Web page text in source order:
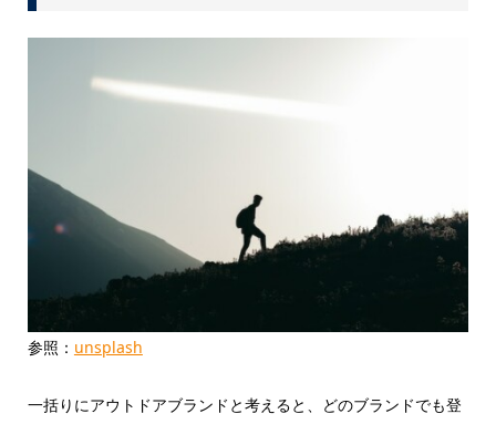
参照： unsplash
一括りにアウトドアブランドと考えると、どのブランドでも登